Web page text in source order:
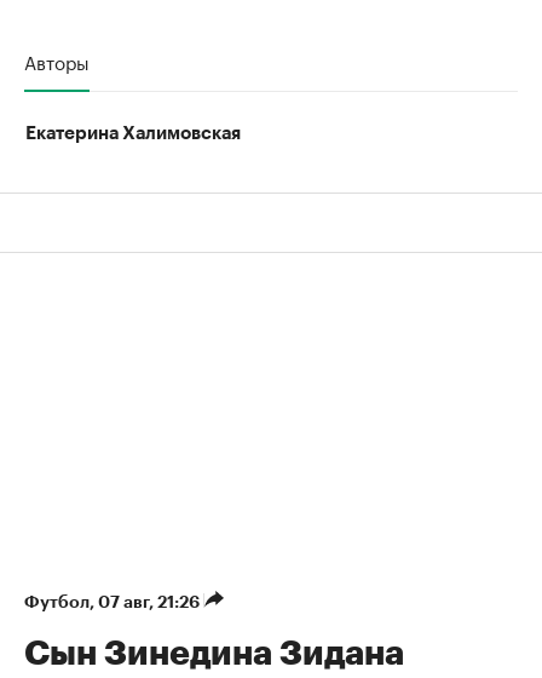
Авторы
Екатерина Халимовская
Футбол⁠, 07 авг, 21:26
Сын Зинедина Зидана